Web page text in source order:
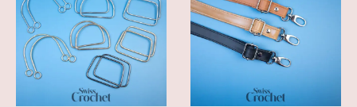
peuvent
être
choisies
sur
la
page
peuvent
être
choisies